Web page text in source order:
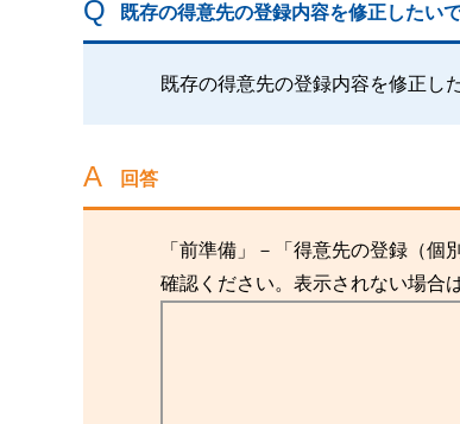
既存の得意先の登録内容を修正したいで
既存の得意先の登録内容を修正し
回答
「前準備」－「得意先の登録（
確認ください。表示されない場合